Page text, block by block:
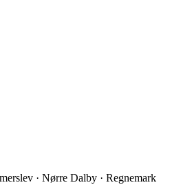
· Nørre Dalby · Regnemark